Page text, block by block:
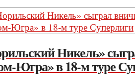
Никель»
Югра» в 18-м туре